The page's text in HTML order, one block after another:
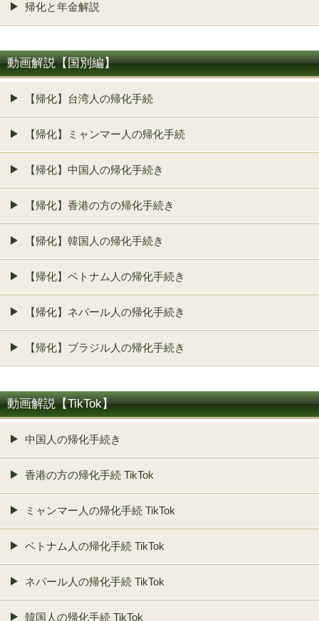
帰化と年金解説
動画解説【国別編】
【帰化】台湾人の帰化手続
【帰化】ミャンマー人の帰化手続
【帰化】中国人の帰化手続き
【帰化】香港の方の帰化手続き
【帰化】韓国人の帰化手続き
【帰化】ベトナム人の帰化手続き
【帰化】ネパール人の帰化手続き
【帰化】ブラジル人の帰化手続き
動画解説【TikTok】
中国人の帰化手続き
香港の方の帰化手続 TikTok
ミャンマー人の帰化手続 TikTok
ベトナム人の帰化手続 TikTok
ネパール人の帰化手続 TikTok
韓国人の帰化手続 TikTok